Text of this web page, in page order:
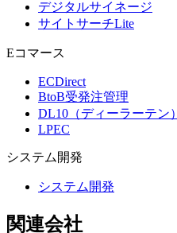
デジタルサイネージ
サイトサーチLite
Eコマース
ECDirect
BtoB受発注管理
DL10（ディーラーテン）
LPEC
システム 開発
システム開発
関連会社